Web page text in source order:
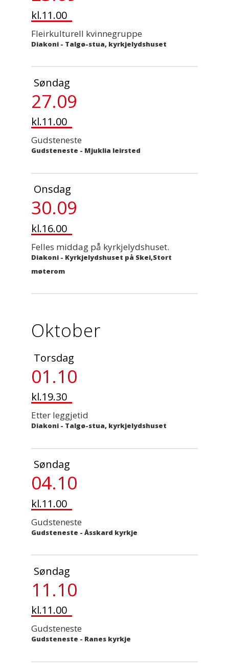
kl.11.00
Fleirkulturell kvinnegruppe
Diakoni - Talgø-stua, kyrkjelydshuset
Søndag
27.09
kl.11.00
Gudsteneste
Gudsteneste - Mjuklia leirsted
Onsdag
30.09
kl.16.00
Felles middag på kyrkjelydshuset.
Diakoni - Kyrkjelydshuset på Skei,Stort
møterom
Oktober
Torsdag
01.10
kl.19.30
Etter leggjetid
Diakoni - Talgø-stua, kyrkjelydshuset
Søndag
04.10
kl.11.00
Gudsteneste
Gudsteneste - Åsskard kyrkje
Søndag
11.10
kl.11.00
Gudsteneste
Gudsteneste - Ranes kyrkje